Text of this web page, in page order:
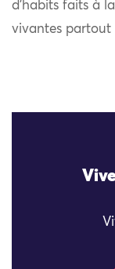
d’habits faits à
vivantes partout